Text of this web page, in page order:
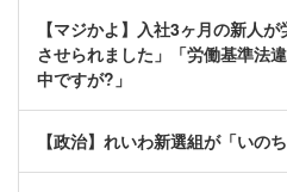
【マジかよ】入社3ヶ月の新人
させられました」「労働基準法
中ですが?」
【政治】れいわ新選組が「いの